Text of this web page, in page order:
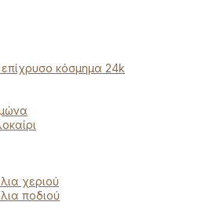
κόσμημα 24k
χεριού
ποδιού